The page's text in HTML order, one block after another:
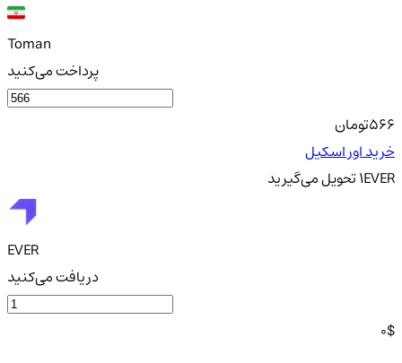
Toman
پرداخت می‌کنید
566تومان
خرید اور اسکیل
1EVERتحویلمی‌گیرید
EVER
دریافت می‌کنید
0$